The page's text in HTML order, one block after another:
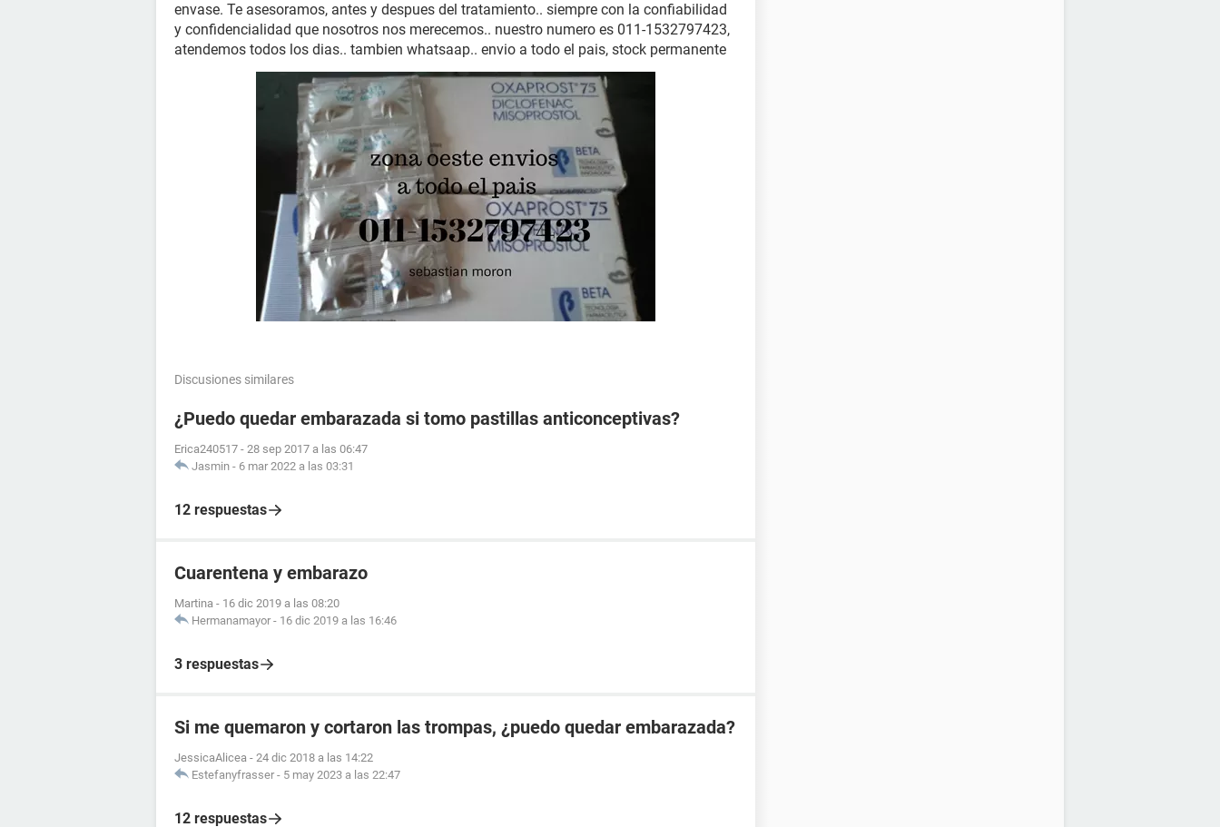
envase. Te asesoramos, antes y despues del tratamiento.. siempre con la confiabilidad
y confidencialidad que nosotros nos merecemos.. nuestro numero es 011-1532797423,
atendemos todos los dias.. tambien whatsaap.. envio a todo el pais, stock permanente
Discusiones similares
¿Puedo quedar embarazada si tomo pastillas anticonceptivas?
Erica240517 - 28 sep 2017 a las 06:47
Jasmin - 6 mar 2022 a las 03:31
12 respuestas
Cuarentena y embarazo
Martina - 16 dic 2019 a las 08:20
Hermanamayor - 16 dic 2019 a las 16:46
3 respuestas
Si me quemaron y cortaron las trompas, ¿puedo quedar embarazada?
JessicaAlicea - 24 dic 2018 a las 14:22
Estefanyfrasser - 5 may 2023 a las 22:47
12 respuestas